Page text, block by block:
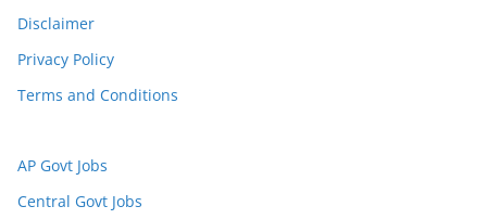
Disclaimer
Privacy Policy
Terms and Conditions
AP Govt Jobs
Central Govt Jobs